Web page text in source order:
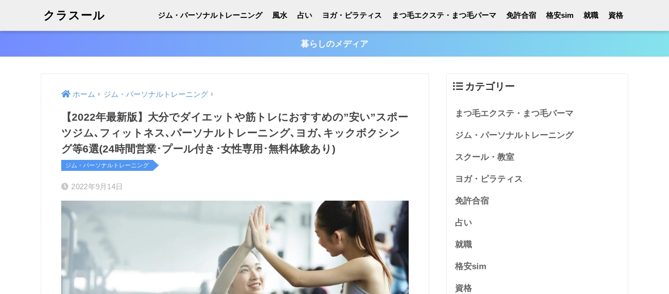
クラスール ジム・パーソナルトレーニング 風水 占い ヨガ・ピラティス まつ毛エクステ・まつ毛パーマ 免許合宿 格安sim 就職 資格
暮らしのメディア
ホーム ジム・パーソナルトレーニング
【2022年最新版】大分でダイエットや筋トレにおすすめの”安い”スポー
ツジム､フィットネス､パーソナルトレーニング､ヨガ､キックボクシン
グ等6選(24時間営業･プール付き･女性専用･無料体験あり)
ジム・パーソナルトレーニング
2022年9月14日
カテゴリー
まつ毛エクステ・まつ毛パーマ
ジム・パーソナルトレーニング
スクール・教室
ヨガ・ピラティス
免許合宿
占い
就職
格安sim
資格